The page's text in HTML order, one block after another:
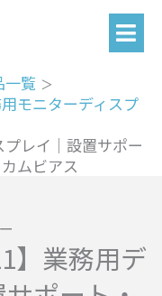
メ
ニ
ュ
一覧
モニターディスプ
プレイ｜設置サポー
ムビアス
】業務用デ